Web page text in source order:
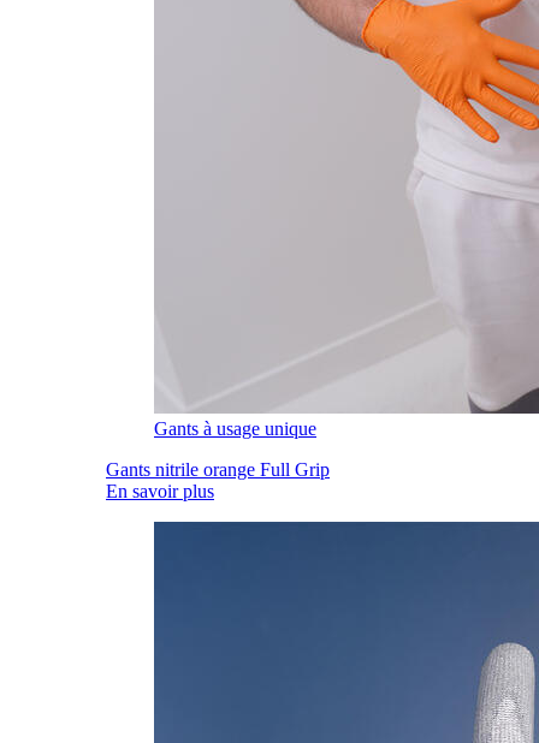
Gants à usage unique
Gants nitrile orange Full Grip
En savoir plus